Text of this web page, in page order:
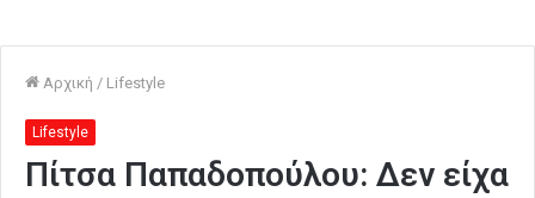
Αρχική / Lifestyle
Lifestyle
Πίτσα Παπαδοπούλου: Δεν είχα